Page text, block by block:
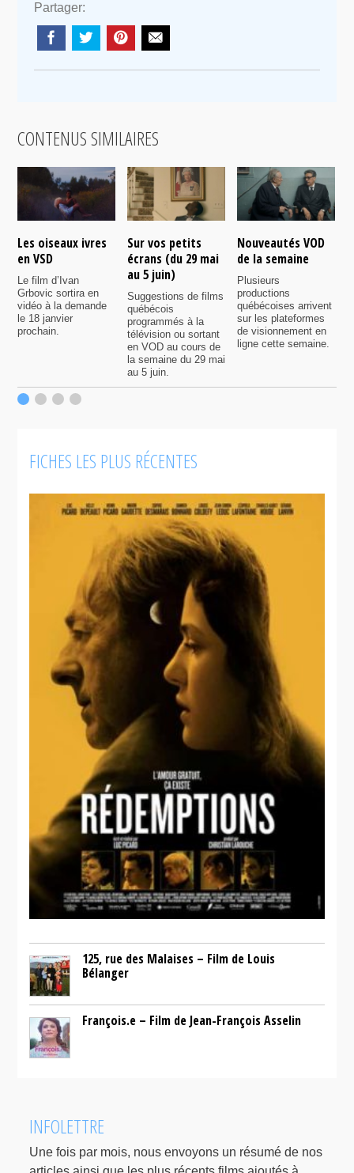
Partager:
CONTENUS SIMILAIRES
Les oiseaux ivres
en VSD
Le film d’Ivan
Grbovic sortira en
vidéo à la demande
le 18 janvier
prochain.
Sur vos petits
écrans (du 29 mai
au 5 juin)
Suggestions de films
québécois
programmés à la
télévision ou sortant
en VOD au cours de
la semaine du 29 mai
au 5 juin.
Nouveautés VOD
de la semaine
Plusieurs
productions
québécoises arrivent
sur les plateformes
de visionnement en
ligne cette semaine.
FICHES LES PLUS RÉCENTES
125, rue des Malaises – Film de Louis
Bélanger
François.e – Film de Jean-François Asselin
INFOLETTRE
Une fois par mois, nous envoyons un résumé de nos